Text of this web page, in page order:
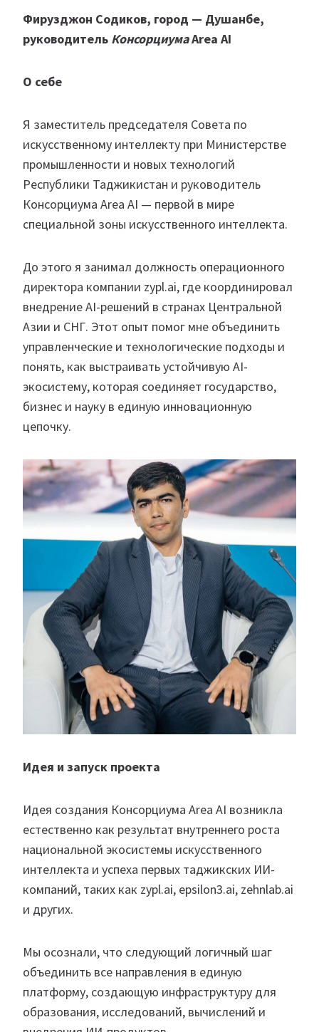
Фирузджон Содиков, город — Душанбе,
руководитель КонсорциумаArea AI
О себе
Я заместитель председателя Совета по
искусственному интеллекту при Министерстве
промышленности и новых технологий
Республики Таджикистан и руководитель
Консорциума Area AI — первой в мире
специальной зоны искусственного интеллекта.
До этого я занимал должность операционного
директора компании zypl.ai, где координировал
внедрение AI-решений в странах Центральной
Азии и СНГ. Этот опыт помог мне объединить
управленческие и технологические подходы и
понять, как выстраивать устойчивую AI-
экосистему, которая соединяет государство,
бизнес и науку в единую инновационную
цепочку.
Идея и запуск проекта
Идея создания Консорциума Area AI возникла
естественно как результат внутреннего роста
национальной экосистемы искусственного
интеллекта и успеха первых таджикских ИИ-
компаний, таких как zypl.ai, epsilon3.ai, zehnlab.ai
и других.
Мы осознали, что следующий логичный шаг
объединить все направления в единую
платформу, создающую инфраструктуру для
образования, исследований, вычислений и